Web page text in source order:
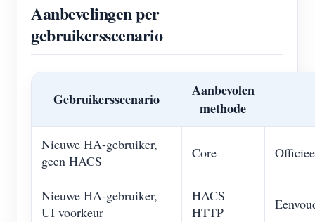
Aanbevelingen per
gebruikersscenario
Gebruikersscenario
Aanbevolen
methode
Nieuwe HA-gebruiker,
geen HACS
Core
Nieuwe HA-gebruiker,
UI voorkeur
HACS
HTTP